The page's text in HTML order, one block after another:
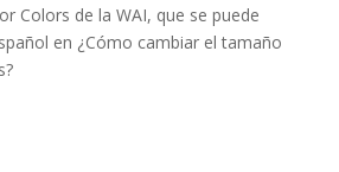
Colors de la WAI, que se puede
en ¿Cómo cambiar el tamaño